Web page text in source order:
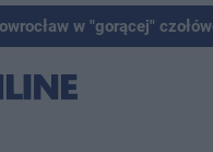
w "gorącej"